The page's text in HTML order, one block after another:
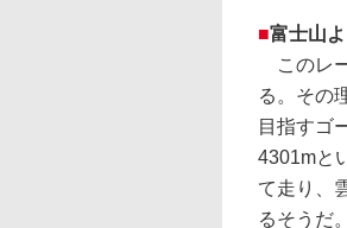
■富士山
このレ
る。その
目指すゴ
4301mと
て走り、
るそうだ。